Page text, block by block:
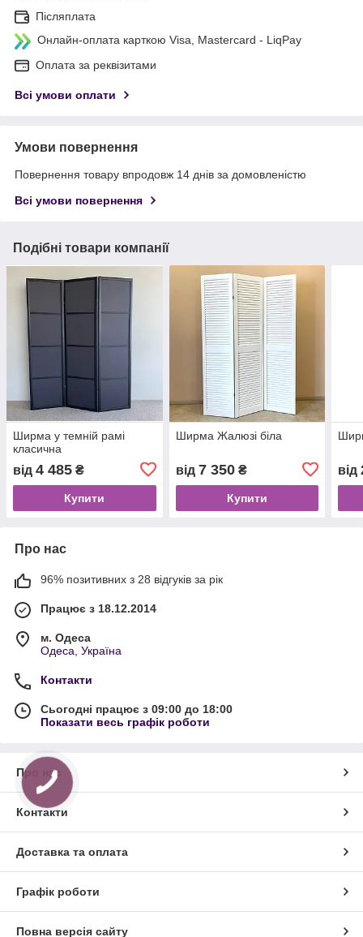
Післяплата
Онлайн-оплата карткою Visa, Mastercard - LiqPay
Оплата за реквізитами
Всі умови оплати
Умови повернення
Повернення товару впродовж 14 днів за домовленістю
Всі умови повернення
Подібні товари компанії
Ширма у темній рамі
класична
від 4 485 ₴
Купити
Ширма Жалюзі біла
від 7 350₴
Купити
від
Про нас
96% позитивних з 28 відгуків за рік
Працює з 18.12.2014
м. Одеса
Одеса, Україна
Контакти
Сьогодні працює з 09:00 до 18:00
Показати весь графік роботи
Про нас
Контакти
Доставка та оплата
Графік роботи
Повна версія сайту